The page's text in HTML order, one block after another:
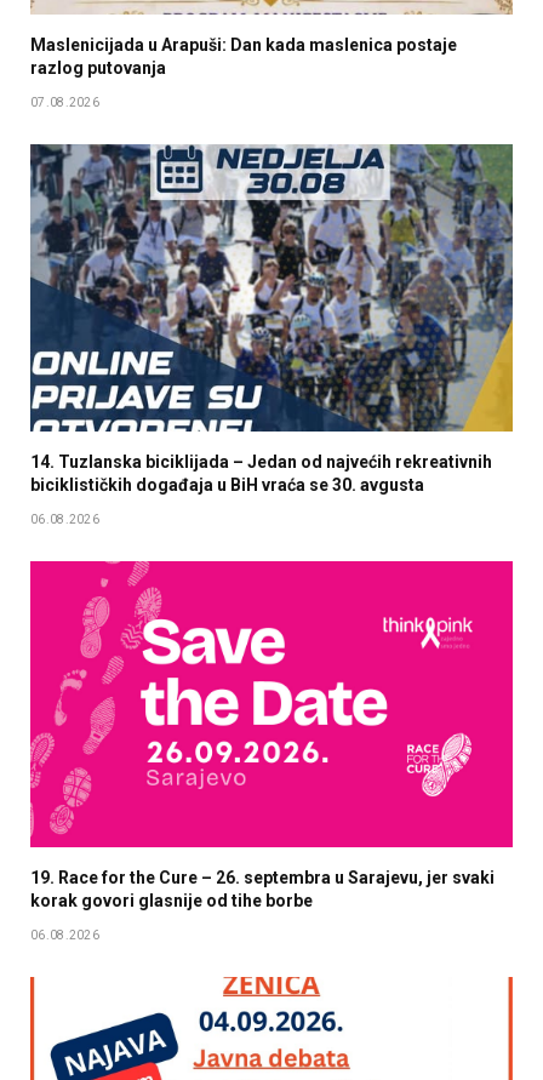
Maslenicijada u Arapuši: Dan kada maslenica postaje
razlog putovanja
07.08.2026
14. Tuzlanska biciklijada – Jedan od najvećih rekreativnih
biciklističkih događaja u BiH vraća se 30. avgusta
06.08.2026
19. Race for the Cure – 26. septembra u Sarajevu, jer svaki
korak govori glasnije od tihe borbe
06.08.2026